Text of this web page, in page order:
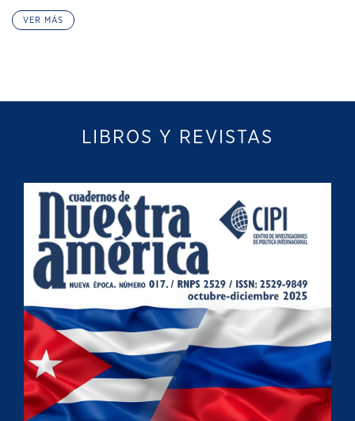
VER MÁS
LIBROS Y REVISTAS